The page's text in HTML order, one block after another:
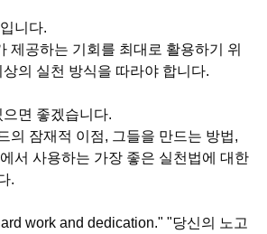
니다.
제공하는 기회를 최대로 활용하기 위
의 실천 방식을 따라야 합니다.
면 좋겠습니다.
의 잠재적 이점, 그들을 만드는 방법,
서 사용하는 가장 좋은 실천법에 대한
.
work and dedication." "당신의 노고